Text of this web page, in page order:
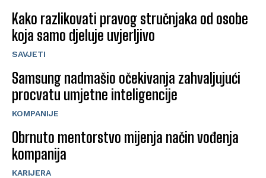
Kako razlikovati pravog stručnjaka od osobe
koja samo djeluje uvjerljivo
SAVJETI
Samsung nadmašio očekivanja zahvaljujući
procvatu umjetne inteligencije
KOMPANIJE
Obrnuto mentorstvo mijenja način vođenja
kompanija
KARIJERA